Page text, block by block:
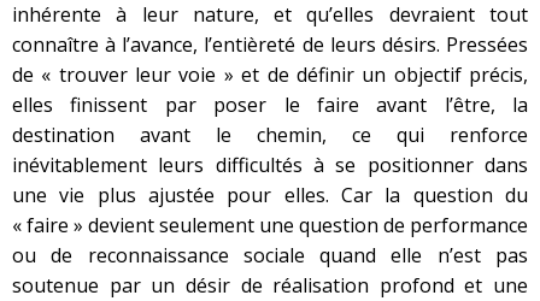
inhérente à leur nature, et qu’elles devraient tout
connaître à l’avance, l’entièreté de leurs désirs. Pressées
de « trouver leur voie » et de définir un objectif précis,
elles finissent par poser le faire avant l’être, la
destination avant le chemin, ce qui renforce
inévitablement leurs difficultés à se positionner dans
une vie plus ajustée pour elles. Car la question du
« faire » devient seulement une question de performance
ou de reconnaissance sociale quand elle n’est pas
soutenue par un désir de réalisation profond et une